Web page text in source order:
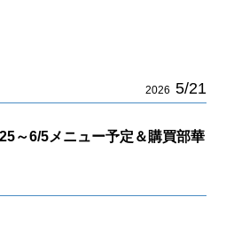
2026 5/21
～6/5メニュー予定＆購買部華